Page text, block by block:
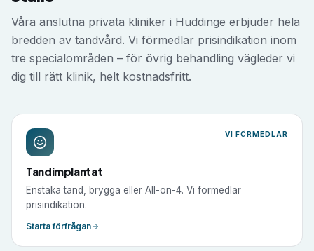
Våra anslutna privata kliniker i Huddinge erbjuder hela
bredden av tandvård. Vi förmedlar prisindikation inom
tre specialområden – för övrig behandling vägleder vi
dig till rätt klinik, helt kostnadsfritt.
VI FÖRMEDLAR
Tandimplantat
Enstaka tand, brygga eller All-on-4. Vi förmedlar
prisindikation.
Starta förfrågan